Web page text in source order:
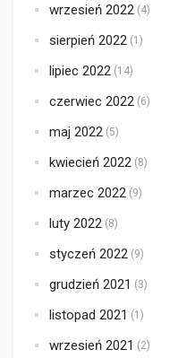
wrzesień 2022 (4)
sierpień 2022 (1)
lipiec 2022 (14)
czerwiec 2022 (6)
maj 2022 (5)
kwiecień 2022 (8)
marzec 2022 (9)
luty 2022 (8)
styczeń 2022 (9)
grudzień 2021 (3)
listopad 2021 (1)
wrzesień 2021 (2)